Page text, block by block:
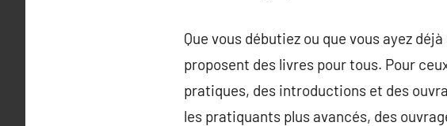
Que vous débutiez ou que vous ayez
proposent des livres pour tous. Pour
pratiques, des introductions et des
les pratiquants plus avancés, des